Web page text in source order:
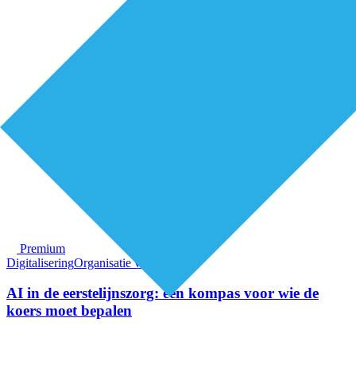
Premium
DigitaliseringOrganisatie van zorg
AI in de eerstelijnszorg: een kompas voor wie de
koers moet bepalen